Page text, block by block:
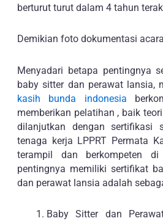
berturut turut dalam 4 tahun
Demikian foto dokumentasi
Menyadari betapa pentingnya
baby sitter dan perawat lansia,
kasih bunda indonesia
memberikan pelatihan , baik
dilanjutkan dengan sertifikasi
tenaga kerja LPPRT Permata
terampil dan berkompeten di
pentingnya memiliki sertifikat
dan perawat lansia adalah
Baby Sitter dan